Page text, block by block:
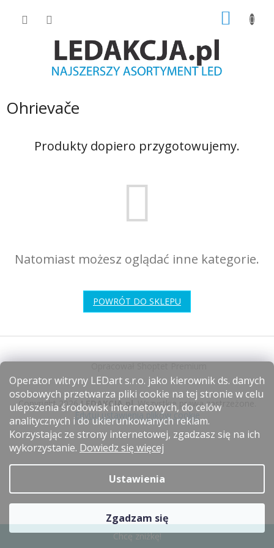
Operator witryny LEDart s.r.o. jako kierownik ds. danych
osobowych przetwarza pliki cookie na tej stronie w celu
ulepszenia środowisk internetowych, do celów
analitycznych i do ukierunkowanych reklam.
Korzystając ze strony internetowej, zgadzasz się na ich
wykorzystanie. Dowiedz się więcej
Ustawienia
Zgadzam się
Ohrievače
Produkty dopiero przygotowujemy.
Natomiast możesz oglądać inne kategorie.
POWRÓT DO SKLEPU
S
o
Copyright 2026LEDAKCJA.pl. Wszystkie prawa zastrzeżone.
Edytuj ustawienia plików cookie
Chcę zniżkę!